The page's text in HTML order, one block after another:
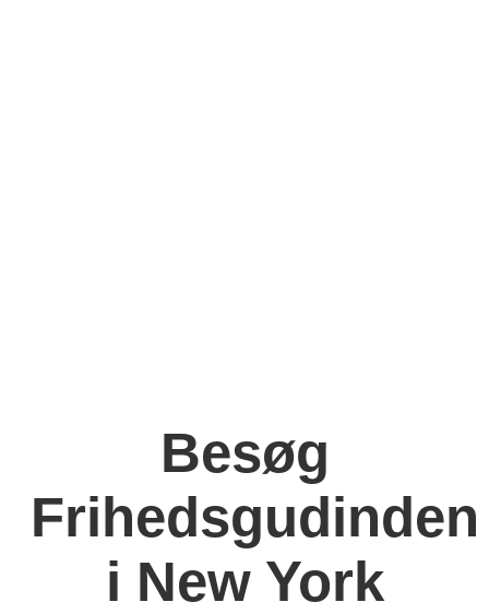
Besøg
Frihedsgudinden
i New York